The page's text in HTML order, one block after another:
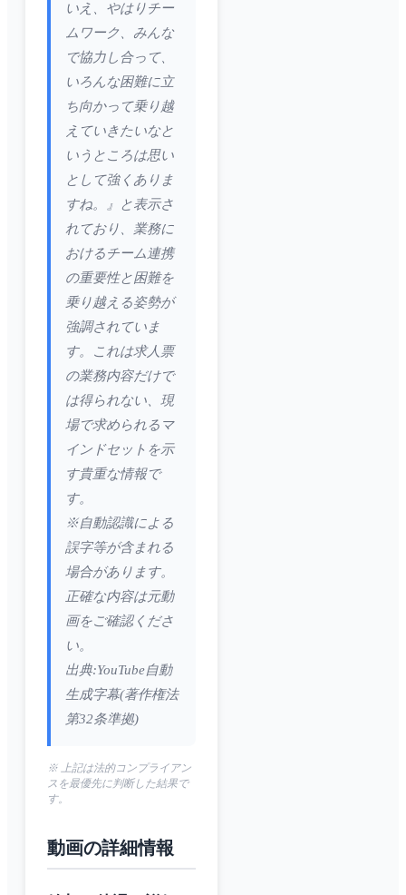
いえ、やはりチー
ムワーク、みんな
で協力し合って、
いろんな困難に立
ち向かって乗り越
えていきたいなと
いうところは思い
として強くありま
すね。』と表示さ
れており、業務に
おけるチーム連携
の重要性と困難を
乗り越える姿勢が
強調されていま
す。これは求人票
の業務内容だけで
は得られない、現
場で求められるマ
インドセットを示
す貴重な情報で
す。
※自動認識による
誤字等が含まれる
場合があります。
正確な内容は元動
画をご確認くださ
い。
出典:YouTube自動
生成字幕(著作権法
第32条準拠)
※ 上記は法的コンプライアン
スを最優先に判断した結果で
す。
動画の詳細情報